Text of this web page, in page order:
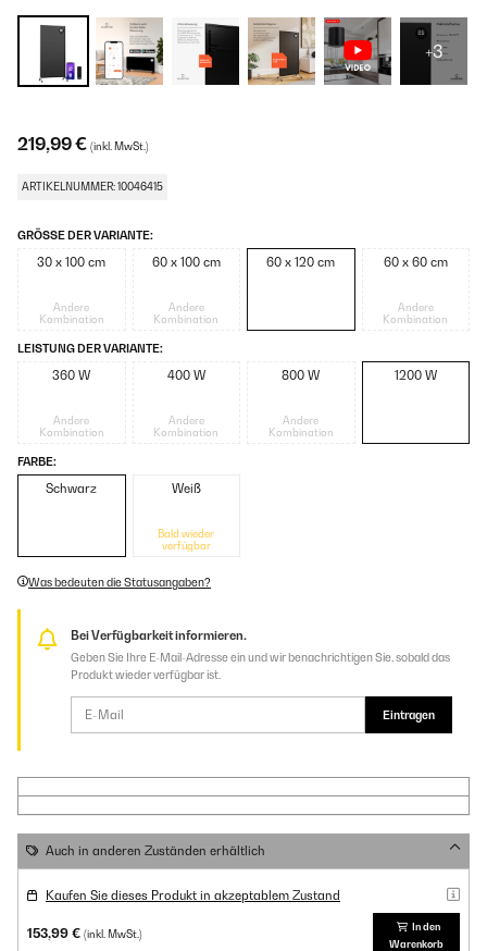
+3
219,99 € (inkl. MwSt.)
ARTIKELNUMMER: 10046415
GRÖSSE DER VARIANTE:
30 x 100 cm
Andere
Kombination
60 x 100 cm
Andere
Kombination
60 x 120 cm 60 x 60 cm
Andere
Kombination
LEISTUNG DER VARIANTE:
360 W
Andere
Kombination
400 W
Andere
Kombination
800 W
Andere
Kombination
1200 W
FARBE:
Schwarz Weiß
Bald wieder
verfügbar
Was bedeuten die Statusangaben?
Bei Verfügbarkeit informieren.
Geben Sie Ihre E-Mail-Adresse ein und wir benachrichtigen Sie, sobald das
Produkt wieder verfügbar ist.
Eintragen
Auch in anderen Zuständen erhältlich
Kaufen Sie dieses Produkt in akzeptablem Zustand
153,99 € (inkl. MwSt.)
In den
Warenkorb